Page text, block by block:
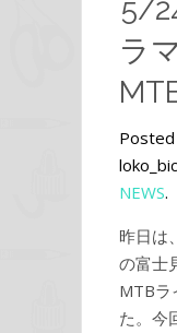
5/
ラ
NEWS.
昨日は
の富士
MTBラ
た。今